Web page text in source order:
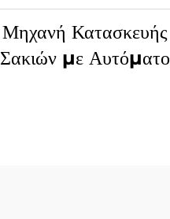
Μηχανή Κατασκευής
Σακιών με Αυτόματο